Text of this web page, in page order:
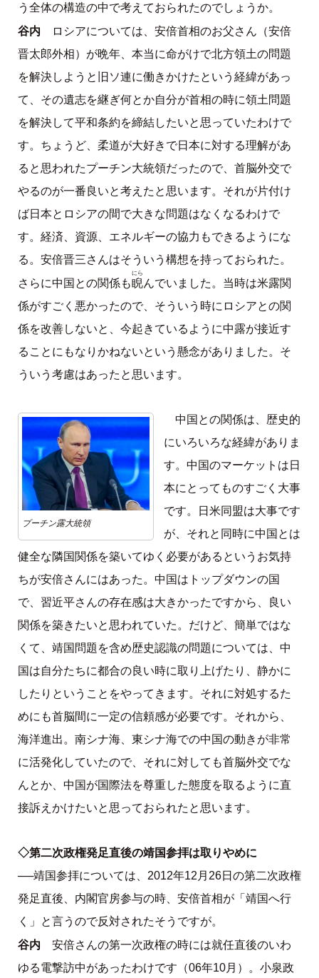
う全体の構造の中で考えておられたのでしょうか。
谷内 ロシアについては、安倍首相のお父さん（安倍
晋太郎外相）が晩年、本当に命がけで北方領土の問題
を解決しようと旧ソ連に働きかけたという経緯があっ
て、その遺志を継ぎ何とか自分が首相の時に領土問題
を解決して平和条約を締結したいと思っていたわけで
す。ちょうど、柔道が大好きで日本に対する理解があ
ると思われたプーチン大統領だったので、首脳外交で
やるのが一番良いと考えたと思います。それが片付け
ば日本とロシアの間で大きな問題はなくなるわけで
す。経済、資源、エネルギーの協力もできるようにな
る。安倍晋三さんはそういう構想を持っておられた。
さらに中国との関係も睨
にら
んでいました。当時は米露関
係がすごく悪かったので、そういう時にロシアとの関
係を改善しないと、今起きているように中露が接近す
ることにもなりかねないという懸念がありました。そ
ういう考慮はあったと思います。
プーチン露大統領
中国との関係は、歴史的
にいろいろな経緯がありま
す。中国のマーケットは日
本にとってものすごく大事
です。日米同盟は大事です
が、それと同時に中国とは
健全な隣国関係を築いてゆく必要があるというお気持
ちが安倍さんにはあった。中国はトップダウンの国
で、習近平さんの存在感は大きかったですから、良い
関係を築きたいと思われていた。だけど、簡単ではな
くて、靖国問題を含め歴史認識の問題については、中
国は自分たちに都合の良い時に取り上げたり、静かに
したりということをやってきます。それに対処するた
めにも首脳間に一定の信頼感が必要です。それから、
海洋進出。南シナ海、東シナ海での中国の動きが非常
に活発化していたので、それに対しても首脳外交でな
んとか、中国が国際法を尊重した態度を取るように直
接訴えかけたいと思っておられたと思います。
◇第二次政権発足直後の靖国参拝は取りやめに
──靖国参拝については、2012年12月26日の第二次政権
発足直後、内閣官房参与の時、安倍首相が「靖国へ行
く」と言うので反対されたそうですが。
谷内 安倍さんの第一次政権の時には就任直後のいわ
ゆる電撃訪中があったわけです（06年10月）。小泉政